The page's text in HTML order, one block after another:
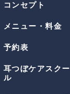
コンセプト
メニュー・料金
予約表
耳つぼケアスクー
ル